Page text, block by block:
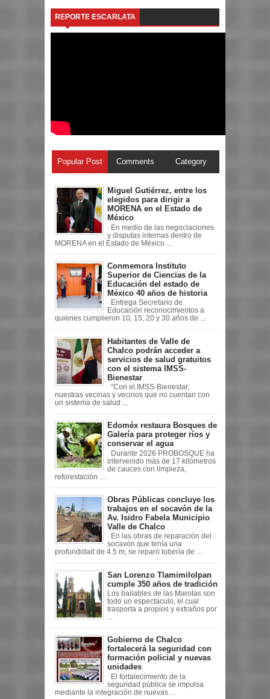
REPORTE ESCARLATA
Popular Post Comments Category
Miguel Gutiérrez, entre los
elegidos para dirigir a
MORENA en el Estado de
México
En medio de las negociaciones
y disputas internas dentro de
MORENA en el Estado de México ...
Conmemora Instituto
Superior de Ciencias de la
Educación del estado de
México 40 años de historia
Entrega Secretario de
Educación reconocimientos a
quienes cumplieron 10, 15, 20 y 30 años de ...
Habitantes de Valle de
Chalco podrán acceder a
servicios de salud gratuitos
con el sistema IMSS-
Bienestar
“Con el IMSS-Bienestar,
nuestras vecinas y vecinos que no cuentan con
un sistema de salud ...
Edoméx restaura Bosques de
Galería para proteger ríos y
conservar el agua
Durante 2026 PROBOSQUE ha
intervenido más de 17 kilómetros
de cauces con limpieza,
reforestación ...
Obras Públicas concluye los
trabajos en el socavón de la
Av. Isidro Fabela Municipio
Valle de Chalco
En las obras de reparación del
socavón que tenía una
profundidad de 4.5 m, se reparó tubería de ...
San Lorenzo Tlamimilolpan
cumple 350 años de tradición
Los bailables de las Marotas son
todo un espectáculo, el cual
trasporta a propios y extraños por
Gobierno de Chalco
fortalecerá la seguridad con
formación policial y nuevas
unidades
El fortalecimiento de la
seguridad pública se impulsa
mediante la integración de nuevas ...